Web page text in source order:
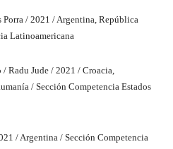
/ 2021 / Argentina, República
Latinoamericana
/ Radu Jude / 2021 / Croacia,
/ Sección Competencia Estados
/ Argentina / Sección Competencia